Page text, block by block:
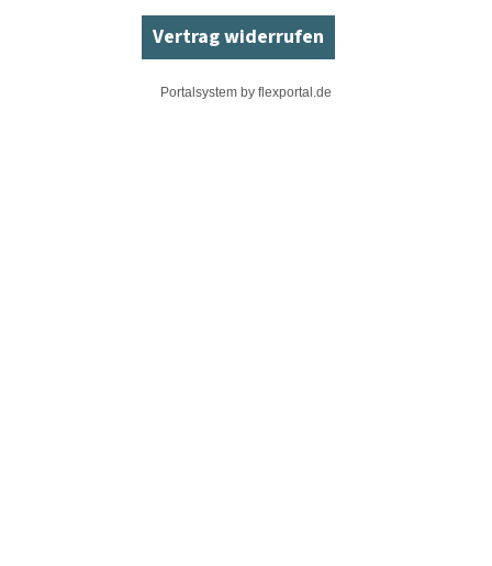
Vertrag widerrufen
Portalsystem by flexportal.de